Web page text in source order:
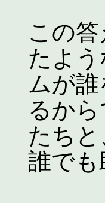
この
たよ
ムが
るか
たち
誰で